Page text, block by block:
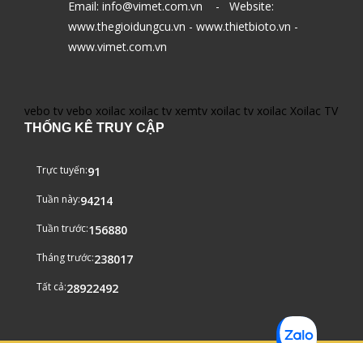
Email: info@vimet.com.vn - Website:
www.thegioidungcu.vn - www.thietbioto.vn -
www.vimet.com.vn
vebo tv vebo xoilac xoilac tv xemtv xoilac tv xoilac Xoilac TV
THỐNG KÊ TRUY CẬP
Trực tuyến:91
Tuần này:94214
Tuần trước:156880
Tháng trước:238017
Tất cả:28922492